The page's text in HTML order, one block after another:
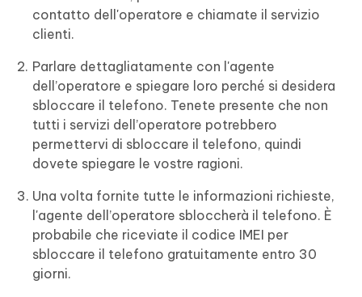
contatto dell'operatore e chiamate il servizio
clienti.
Parlare dettagliatamente con l'agente
dell’operatore e spiegare loro perché si desidera
sbloccare il telefono. Tenete presente che non
tutti i servizi dell’operatore potrebbero
permettervi di sbloccare il telefono, quindi
dovete spiegare le vostre ragioni.
Una volta fornite tutte le informazioni richieste,
l'agente dell’operatore sbloccherà il telefono. È
probabile che riceviate il codice IMEI per
sbloccare il telefono gratuitamente entro 30
giorni.